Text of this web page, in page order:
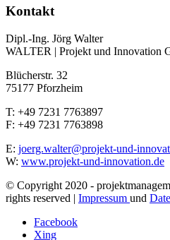
Kontakt
Dipl.-Ing. Jörg Walter
WALTER | Projekt und Innovation
Blücherstr. 32
75177 Pforzheim
T: +49 7231 7763897
F: +49 7231 7763898
E: joerg.walter@projekt-und-
W: www.projekt-und-innovation.de
© Copyright 2020 -
rights reserved | Impressum und
Facebook
Xing